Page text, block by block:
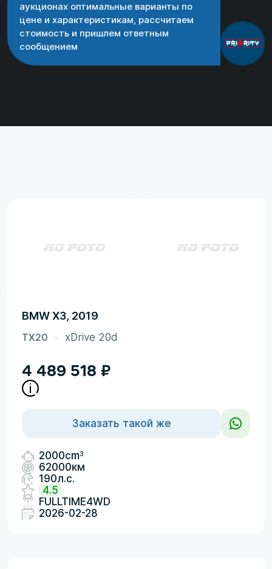
аукционах оптимальные варианты по
цене и характеристикам, рассчитаем
стоимость и пришлем ответным
сообщением
BMW X3, 2019
TX20 xDrive 20d
4 489 518 ₽
Заказать такой же
2000cm3
62000км
190л.с.
4.5
FULLTIME4WD
2026-02-28